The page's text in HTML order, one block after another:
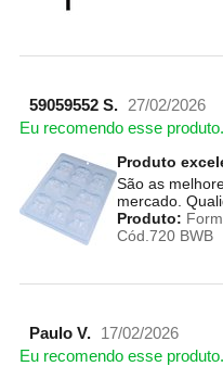
59059552 S.
27/02/2026
Eu recomendo esse produto.
Produto
São as
mercado.
Produto:
Cód.720 BWB
Paulo V.
17/02/2026
Eu recomendo esse produto.